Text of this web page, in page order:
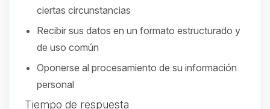
ciertas circunstancias
Recibir sus datos en un formato estructurado y
de uso común
Oponerse al procesamiento de su información
personal
Tiempo de respuesta